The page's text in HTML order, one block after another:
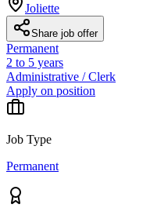
Joliette
Share job offer
Permanent
2 to 5 years
Administrative / Clerk
Apply on position
Job Type
Permanent